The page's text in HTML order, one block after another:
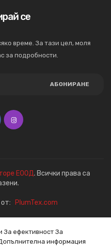
се
време. За тази цел, моля
за подробности.
АБОНИРАНЕ
ЕООД. Всички права са
PlumTex.com
За ефективност За
информация